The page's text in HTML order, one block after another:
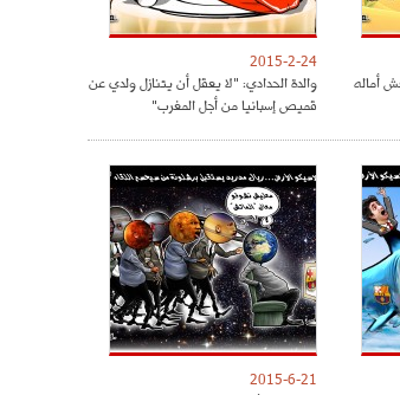
أماله
2015-2-24
والدة الحدادي: "لا يعقل أن يتنازل ولدي عن
قميص إسبانيا من أجل المغرب"
2015-6-21